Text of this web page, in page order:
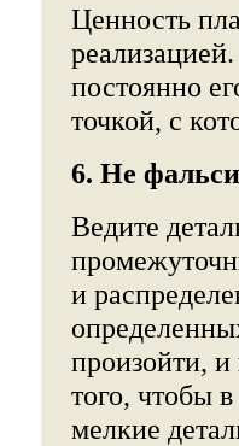
Ценность
постоянно
точкой, с
6. Не
Ведите
и
произойти, и
того, чтобы
мелкие